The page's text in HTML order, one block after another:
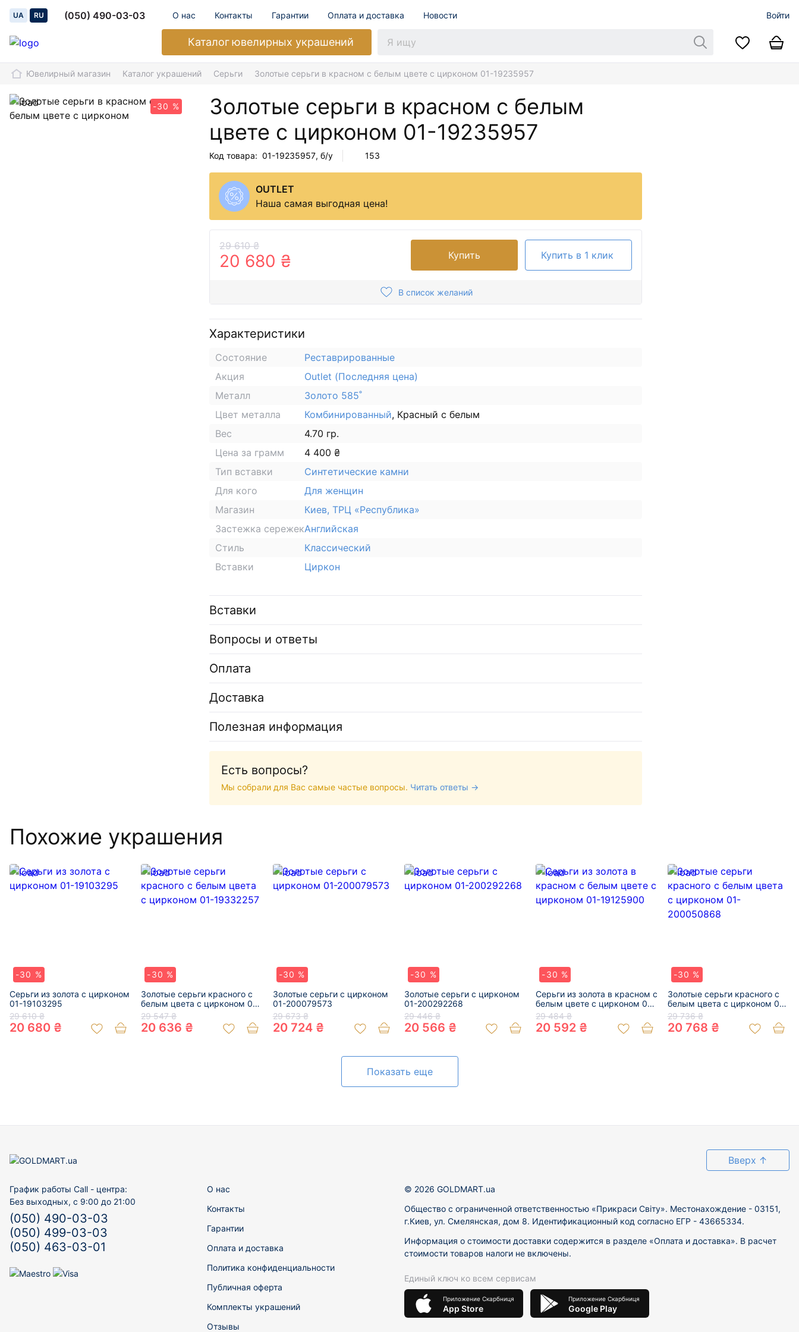
UA RU (050) 490-03-03 О нас Контакты Гарантии Оплата и доставка Новости Войти
Каталогювелирных украшений
Ювелирный магазин Каталог украшений Серьги Золотые серьги в красном с белым цвете с цирконом 01-19235957
-30 %
Золотые серьги в красном с белым
цвете с цирконом 01-19235957
Код товара: 01-19235957, б/у 153
OUTLET
Наша самая выгодная цена!
29 610 ₴
20 680 ₴ Купить Купить в 1 клик
В список желаний
Характеристики
Состояние
Реставрированные
Акция
Outlet (Последняя цена)
Металл
Золото 585˚
Цвет металла
Комбинированный, Красный с белым
Вес
4.70 гр.
Цена за грамм
4 400 ₴
Тип вставки
Синтетические камни
Для кого
Для женщин
Магазин
Киев, ТРЦ «Республика»
Застежка сережекАнглийская
Стиль
Классический
Вставки
Циркон
Вставки
Вопросы и ответы
Оплата
Доставка
Полезная информация
Есть вопросы?
Мы собрали для Вас самые частые вопросы. Читать ответы →
Похожие украшения
-30 %
Серьги из золота с цирконом
01-19103295
29 610 ₴
20 680 ₴
-30 %
Золотые серьги красного с
белым цвета с цирконом 01-
19332257
29 547 ₴
20 636 ₴
-30 %
Золотые серьги с цирконом
01-200079573
29 673 ₴
20 724 ₴
-30 %
Золотые серьги с цирконом
01-200292268
29 446 ₴
20 566 ₴
-30 %
Серьги из золота в красном с
белым цвете с цирконом 01-
19125900
29 484 ₴
20 592 ₴
-30 %
Золотые серьги красного с
белым цвета с цирконом 01-
200050868
29 736 ₴
20 768 ₴
Показать еще
Вверх ↑
График работы Call - центра:
Без выходных, с 9:00 до 21:00
(050) 490-03-03
(050) 499-03-03
(050) 463-03-01
О нас
Контакты
Гарантии
Оплата и доставка
Политика конфиденциальности
Публичная оферта
Комплекты украшений
Отзывы
© 2026 GOLDMART.ua
Общество с ограниченной ответственностью «Прикраси Світу». Местонахождение - 03151,
г.Киев, ул. Смелянская, дом 8. Идентификационный код согласно ЕГР - 43665334.
Информация о стоимости доставки содержится в разделе «Оплата и доставка». В расчет
стоимости товаров налоги не включены.
Единый ключ ко всем сервисам
Приложение Скарбниця
App Store
Приложение Скарбниця
Google Play